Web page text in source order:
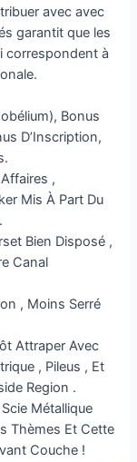
avec avec
garantit que les
correspondent à
Bonus
D’Inscription,
,
Mis À Part Du
Bien Disposé ,
Canal
, Moins Serré
Attraper Avec
, Pileus , Et
Region .
Métallique
Thèmes Et Cette
Couche !